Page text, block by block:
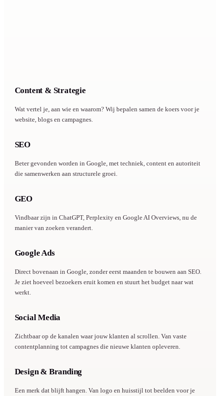
CONTENT
Content & Strategie
Wat vertel je, aan wie en waarom? Wij bepalen samen de koers voor je
website, blogs en campagnes.
VINDBAARHEID
SEO
Beter gevonden worden in Google, met techniek, content en autoriteit
die samenwerken aan structurele groei.
VINDBAARHEID IN AI
GEO
Vindbaar zijn in ChatGPT, Perplexity en Google AI Overviews, nu de
manier van zoeken verandert.
ADVERTEREN
Google Ads
Direct bovenaan in Google, zonder eerst maanden te bouwen aan SEO.
Je ziet hoeveel bezoekers eruit komen en stuurt het budget naar wat
werkt.
SOCIAL
Social Media
Zichtbaar op de kanalen waar jouw klanten al scrollen. Van vaste
contentplanning tot campagnes die nieuwe klanten opleveren.
VISUAL
Design & Branding
Een merk dat blijft hangen. Van logo en huisstijl tot beelden voor je